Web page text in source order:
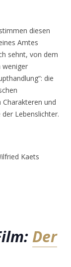
diesen
Amtes
sehnt, von dem
weniger
die
und
Lebenslichter.
Kaets
Der